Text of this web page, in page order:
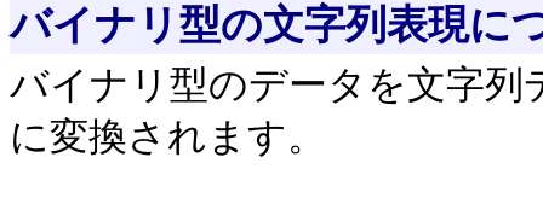
バイナリ型の文字列表現に
バイナリ型のデータを文字列
に変換されます。